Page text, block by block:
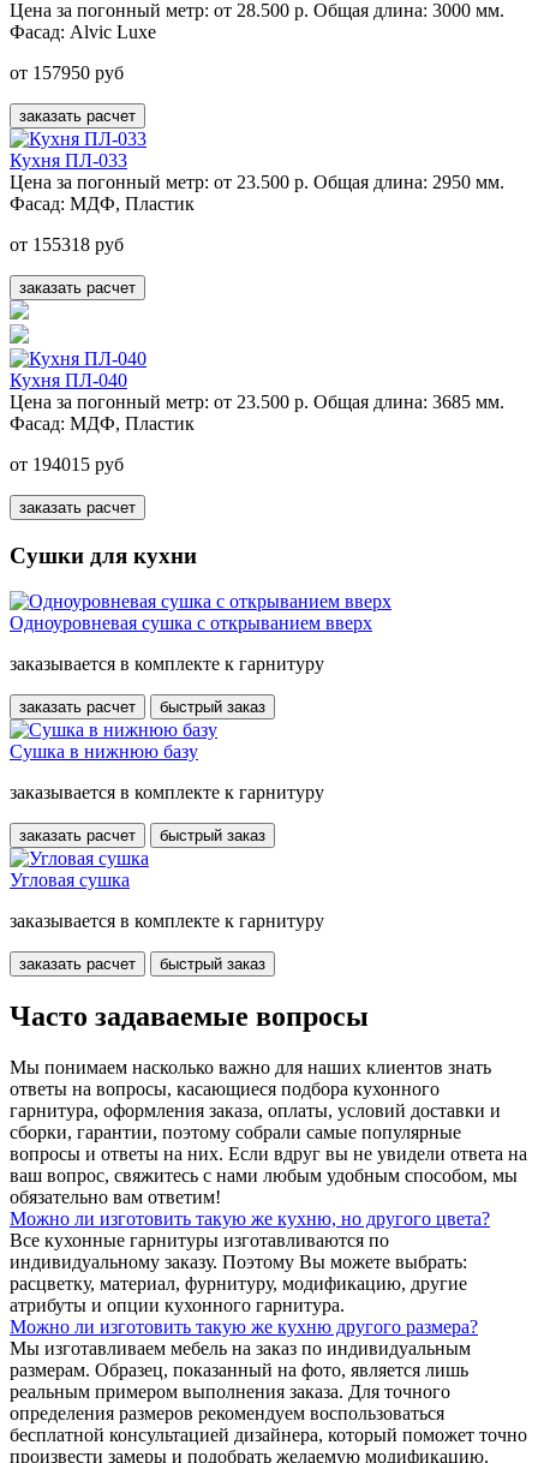
Цена за погонный метр: от 28.500 р. Общая длина: 3000 мм.
Фасад: Alvic Luxe
от 157950 руб
заказать расчет
Кухня ПЛ-033
Цена за погонный метр: от 23.500 р. Общая длина: 2950 мм.
Фасад: МДФ, Пластик
от 155318 руб
заказать расчет
Кухня ПЛ-040
Цена за погонный метр: от 23.500 р. Общая длина: 3685 мм.
Фасад: МДФ, Пластик
от 194015 руб
заказать расчет
Сушки для кухни
Одноуровневая сушка с открыванием вверх
заказывается в комплекте к гарнитуру
заказать расчет быстрый заказ
Сушка в нижнюю базу
заказывается в комплекте к гарнитуру
заказать расчет быстрый заказ
Угловая сушка
заказывается в комплекте к гарнитуру
заказать расчет быстрый заказ
Часто задаваемые вопросы
Мы понимаем насколько важно для наших клиентов знать
ответы на вопросы, касающиеся подбора кухонного
гарнитура, оформления заказа, оплаты, условий доставки и
сборки, гарантии, поэтому собрали самые популярные
вопросы и ответы на них. Если вдруг вы не увидели ответа на
ваш вопрос, свяжитесь с нами любым удобным способом, мы
обязательно вам ответим!
Можно ли изготовить такую же кухню, но другого цвета?
Все кухонные гарнитуры изготавливаются по
индивидуальному заказу. Поэтому Вы можете выбрать:
расцветку, материал, фурнитуру, модификацию, другие
атрибуты и опции кухонного гарнитура.
Можно ли изготовить такую же кухню другого размера?
Мы изготавливаем мебель на заказ по индивидуальным
размерам. Образец, показанный на фото, является лишь
реальным примером выполнения заказа. Для точного
определения размеров рекомендуем воспользоваться
бесплатной консультацией дизайнера, который поможет точно
произвести замеры и подобрать желаемую модификацию.